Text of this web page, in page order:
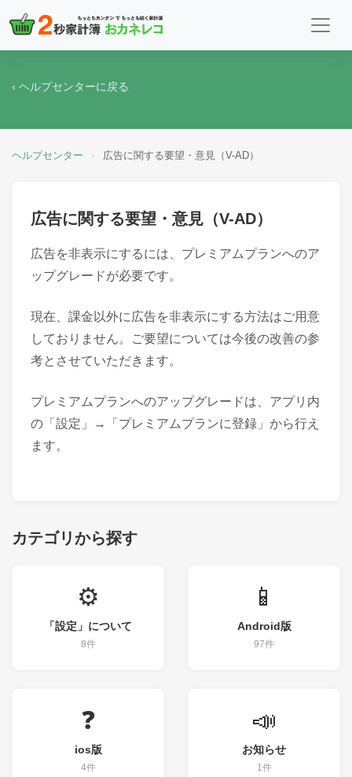
‹ ヘルプセンターに戻る
ヘルプセンター › 広告に関する要望・意見（V-AD）
広告に関する要望・意見（V-AD）
広告を非表示にするには、プレミアムプランへのア
ップグレードが必要です。
現在、課金以外に広告を非表示にする方法はご用意
しておりません。ご要望については今後の改善の参
考とさせていただきます。
プレミアムプランへのアップグレードは、アプリ内
の「設定」→「プレミアムプランに登録」から行え
ます。
カテゴリから探す
⚙️
「設定」について
8件
📱
Android版
97件
❓
ios版
4件
📣
お知らせ
1件